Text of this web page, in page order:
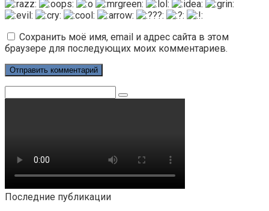
Сохранить моё имя, email и адрес сайта в этом
браузере для последующих моих комментариев.
Последние публикации